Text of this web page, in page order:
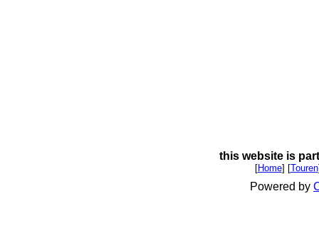
this website is
[Home] [Touren
Powered by